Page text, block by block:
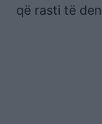
që rasti të